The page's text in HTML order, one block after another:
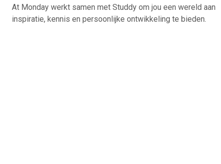
At Monday werkt samen met Studdy om jou een wereld aan
inspiratie, kennis en persoonlijke ontwikkeling te bieden.
nu de test!